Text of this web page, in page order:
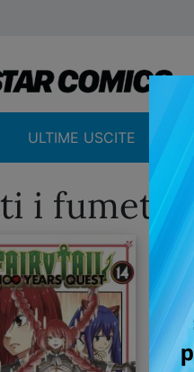
ULTIME USCITE
i fumetti